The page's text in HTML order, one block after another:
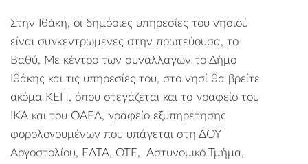
Στην Ιθάκη, οι δημόσιες υπηρεσίες του νησιού
είναι συγκεντρωμένες στην πρωτεύουσα, το
Βαθύ. Με κέντρο των συναλλαγών το Δήμο
Ιθάκης και τις υπηρεσίες του, στο νησί θα βρείτε
ακόμα ΚΕΠ, όπου στεγάζεται και το γραφείο του
ΙΚΑ και του ΟΑΕΔ, γραφείο εξυπηρέτησης
φορολογουμένων που υπάγεται στη ΔΟΥ
Αργοστολίου, ΕΛΤΑ, ΟΤΕ, Αστυνομικό Τμήμα,